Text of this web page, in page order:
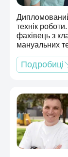
технік
фахівець з
мануальних
Подробиці